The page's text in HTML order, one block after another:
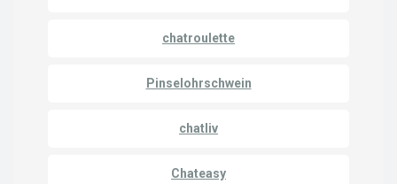
chatroulette
Pinselohrschwein
chatliv
Chateasy